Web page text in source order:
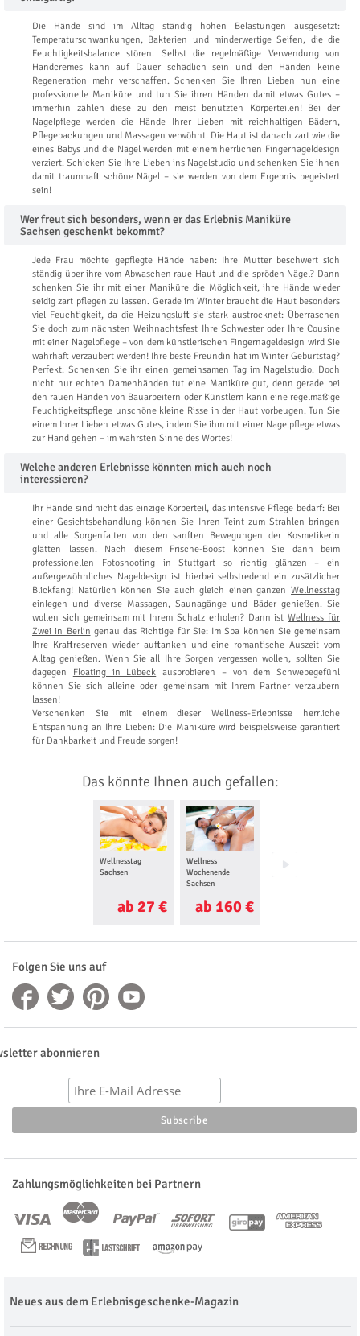
Die Hände sind im Alltag ständig hohen Belastungen ausgesetzt:
Temperaturschwankungen, Bakterien und minderwertige Seifen, die die
Feuchtigkeitsbalance stören. Selbst die regelmäßige Verwendung von
Handcremes kann auf Dauer schädlich sein und den Händen keine
Regeneration mehr verschaffen. Schenken Sie Ihren Lieben nun eine
professionelle Maniküre und tun Sie ihren Händen damit etwas Gutes –
immerhin zählen diese zu den meist benutzten Körperteilen! Bei der
Nagelpflege werden die Hände Ihrer Lieben mit reichhaltigen Bädern,
Pflegepackungen und Massagen verwöhnt. Die Haut ist danach zart wie die
eines Babys und die Nägel werden mit einem herrlichen Fingernageldesign
verziert. Schicken Sie Ihre Lieben ins Nagelstudio und schenken Sie ihnen
damit traumhaft schöne Nägel – sie werden von dem Ergebnis begeistert
sein!
Wer freut sich besonders, wenn er das Erlebnis Maniküre
Sachsen geschenkt bekommt?
Jede Frau möchte gepflegte Hände haben: Ihre Mutter beschwert sich
ständig über ihre vom Abwaschen raue Haut und die spröden Nägel? Dann
schenken Sie ihr mit einer Maniküre die Möglichkeit, ihre Hände wieder
seidig zart pflegen zu lassen. Gerade im Winter braucht die Haut besonders
viel Feuchtigkeit, da die Heizungsluft sie stark austrocknet: Überraschen
Sie doch zum nächsten Weihnachtsfest Ihre Schwester oder Ihre Cousine
mit einer Nagelpflege – von dem künstlerischen Fingernageldesign wird Sie
wahrhaft verzaubert werden! Ihre beste Freundin hat im Winter Geburtstag?
Perfekt: Schenken Sie ihr einen gemeinsamen Tag im Nagelstudio. Doch
nicht nur echten Damenhänden tut eine Maniküre gut, denn gerade bei
den rauen Händen von Bauarbeitern oder Künstlern kann eine regelmäßige
Feuchtigkeitspflege unschöne kleine Risse in der Haut vorbeugen. Tun Sie
einem Ihrer Lieben etwas Gutes, indem Sie ihm mit einer Nagelpflege etwas
zur Hand gehen – im wahrsten Sinne des Wortes!
Welche anderen Erlebnisse könnten mich auch noch
interessieren?
Ihr Hände sind nicht das einzige Körperteil, das intensive Pflege bedarf: Bei
einerGesichtsbehandlung können Sie Ihren Teint zum Strahlen bringen
und alle Sorgenfalten von den sanften Bewegungen der Kosmetikerin
glätten lassen. Nach diesem Frische-Boost können Sie dann beim
professionellen Fotoshooting in Stuttgart so richtig glänzen – ein
außergewöhnliches Nageldesign ist hierbei selbstredend ein zusätzlicher
Blickfang! Natürlich können Sie auch gleich einen ganzen Wellnesstag
einlegen und diverse Massagen, Saunagänge und Bäder genießen. Sie
wollen sich gemeinsam mit Ihrem Schatz erholen? Dann istWellness für
Zwei in Berlin genau das Richtige für Sie: Im Spa können Sie gemeinsam
Ihre Kraftreserven wieder auftanken und eine romantische Auszeit vom
Alltag genießen. Wenn Sie all Ihre Sorgen vergessen wollen, sollten Sie
dagegen Floating in Lübeck ausprobieren – von dem Schwebegefühl
können Sie sich alleine oder gemeinsam mit Ihrem Partner verzaubern
lassen!
Verschenken Sie mit einem dieser Wellness-Erlebnisse herrliche
Entspannung an Ihre Lieben: Die Maniküre wird beispielsweise garantiert
für Dankbarkeit und Freude sorgen!
Das könnte Ihnen auch gefallen:
Wellnesstag
Sachsen
ab 27 €
Wellness
Wochenende
Sachsen
ab 160 €
Fußreflexzonen
Folgen Sie uns auf
abonnieren
Zahlungsmöglichkeiten bei Partnern
Neues aus dem Erlebnisgeschenke-Magazin